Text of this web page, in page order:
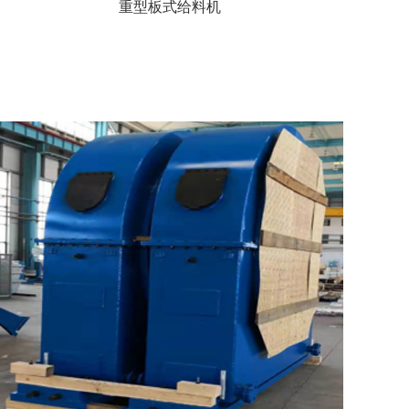
重型板式给料机